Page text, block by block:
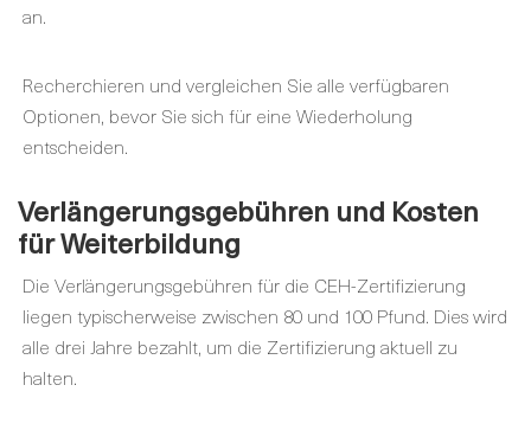
an.
Recherchieren und vergleichen Sie alle verfügbaren
Optionen, bevor Sie sich für eine Wiederholung
entscheiden.
Verlängerungsgebühren und Kosten
für Weiterbildung
Die Verlängerungsgebühren für die CEH-Zertifizierung
liegen typischerweise zwischen 80 und 100 Pfund. Dies wird
alle drei Jahre bezahlt, um die Zertifizierung aktuell zu
halten.